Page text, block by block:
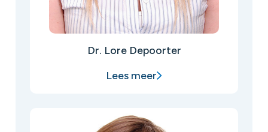
Dr. Lore Depoorter
Lees meer